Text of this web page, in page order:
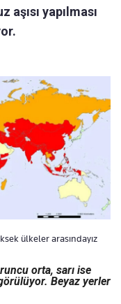
yapılması
ülkeler arasındayız
orta, sarı ise
Beyaz yerler